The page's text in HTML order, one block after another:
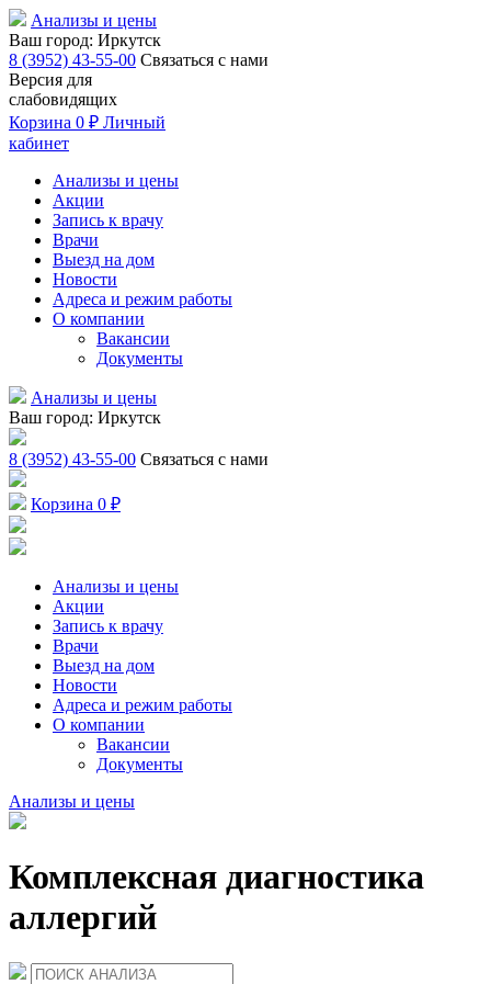
Анализы и цены
Ваш город: Иркутск
8 (3952) 43-55-00 Связаться с нами
Версия для
слабовидящих
Корзина 0 ₽ Личный
кабинет
Анализы и цены
Акции
Запись к врачу
Врачи
Выезд на дом
Новости
Адреса и режим работы
О компании
Вакансии
Документы
Анализы и цены
Ваш город: Иркутск
8 (3952) 43-55-00 Связаться с нами
Корзина 0 ₽
Анализы и цены
Акции
Запись к врачу
Врачи
Выезд на дом
Новости
Адреса и режим работы
О компании
Вакансии
Документы
Анализы и цены
Комплексная диагностика
аллергий